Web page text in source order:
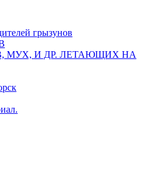
грызунов
МУХ, И ДР. ЛЕТАЮЩИХ НА